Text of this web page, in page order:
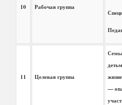
10 Рабочая группа
11 Целевая группа
—